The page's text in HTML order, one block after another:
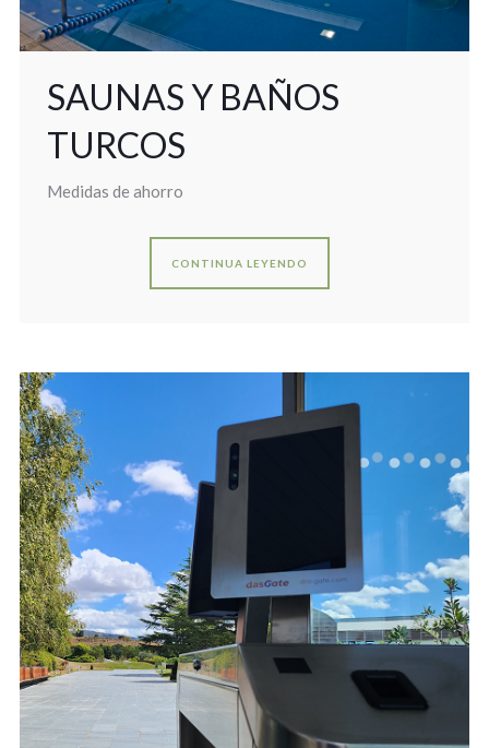
SAUNAS Y BAÑOS
TURCOS
Medidas de ahorro
CONTINUA LEYENDO